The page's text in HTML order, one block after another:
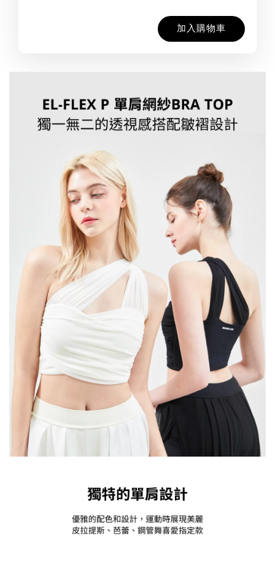
加入購物車